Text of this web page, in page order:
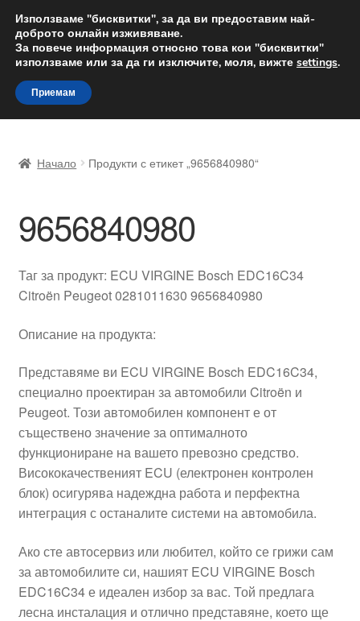
ДОСТАВКА от 12 лв.
Доставка по целия свят
Skip
to
navigation
Skip
to
content
Доставка по целия свят
Жалби
Количка
Моята сметка
Плащанията
Политика за поверителност
Правила и условия
Процедура за рекламации
Разгледайте
Начало Продукти с етикет „9656840980“
9656840980
Таг за продукт: ECU VIRGINE Bosch EDC16C34
Citroën Peugeot 0281011630 9656840980
Описание на продукта:
Представяме ви ECU VIRGINE Bosch EDC16C34,
специално проектиран за автомобили Citroën и
Peugeot. Този автомобилен компонент е от
съществено значение за оптималното
функциониране на вашето превозно средство.
Висококачественият ECU (електронен контролен
блок) осигурява надеждна работа и перфектна
интеграция с останалите системи на автомобила.
Ако сте автосервиз или любител, който се грижи сам
за автомобилите си, нашият ECU VIRGINE Bosch
EDC16C34 е идеален избор за вас. Той предлага
лесна инсталация и отлично представяне, което ще
Използваме "бисквитки", за да ви предоставим най-
доброто онлайн изживяване.
За повече информация относно това кои "бисквитки"
използваме или за да ги изключите, моля, вижте settings.
Приемам